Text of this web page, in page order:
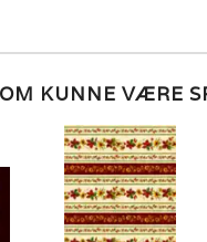
KUNNE VÆRE